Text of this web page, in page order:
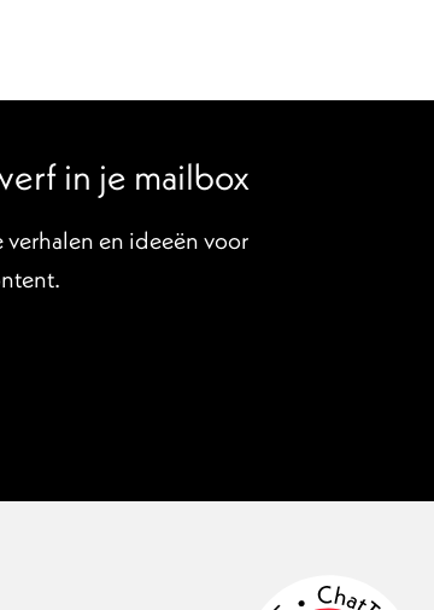
in je mailbox
verhalen en ideeën voor